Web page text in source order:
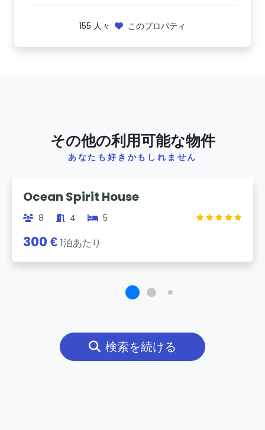
155 人々 このプロパティ
その他の利用可能な物件
あなたも好きかもしれません
Ocean Spirit House
8 4 5
300 €1泊あたり
検索を続ける